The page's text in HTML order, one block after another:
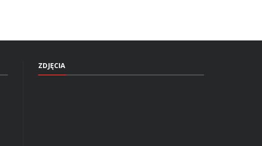
ZDJĘCIA